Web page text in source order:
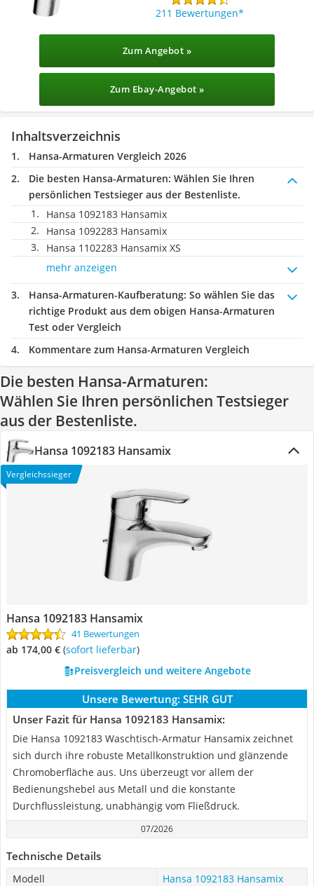
211 Bewertungen
Zum Angebot »
Zum Ebay-Angebot »
Inhaltsverzeichnis
Hansa-Armaturen Vergleich 2026
Die besten Hansa-Armaturen: Wählen Sie Ihren
persönlichen Testsieger aus der Bestenliste.
Hansa 1092183 Hansamix
Hansa 1092283 Hansamix
Hansa 1102283 Hansamix XS
mehr anzeigen
Hansa-Armaturen-Kaufberatung: So wählen Sie das
richtige Produkt aus dem obigen Hansa-Armaturen
Test oder Vergleich
Kommentare zum Hansa-Armaturen Vergleich
Die besten Hansa-Armaturen:
Wählen Sie Ihren persönlichen Testsieger
aus der Bestenliste.
Hansa 1092183 Hansamix
Vergleichssieger
Hansa 1092183 Hansamix
41 Bewertungen
ab 174,00 € ( Sofort lieferbar)
Preisvergleich und weitere Angebote
Unsere Bewertung: SEHR GUT
Unser Fazit für Hansa 1092183 Hansamix:
Die Hansa 1092183 Waschtisch-Armatur Hansamix zeichnet
sich durch ihre robuste Metallkonstruktion und glänzende
Chromoberfläche aus. Uns überzeugt vor allem der
Bedienungshebel aus Metall und die konstante
Durchflussleistung, unabhängig vom Fließdruck.
07/2026
Technische Details
Modell Hansa 1092183 Hansamix